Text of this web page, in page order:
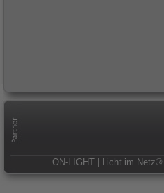
ON-LIGHT | Licht im Netz®